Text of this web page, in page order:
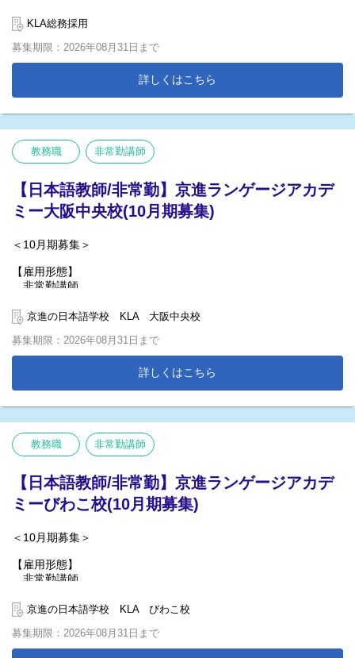
【具体的な業務内容】
・クラス授業
・クラス運営（週間予定表の作成、学生指導など）
・レベル別担当業務（各学期の授業予定の作成、学生管理など）
8：45～17：00
KLA総務採用
募集期限：2026年08月31日まで
詳しくはこちら
教務職 非常勤講師
【日本語教師/非常勤】京進ランゲージアカデ
ミー大阪中央校(10月期募集)
＜10月期募集＞
【雇用形態】
非常勤講師
【具体的な業務内容】
語学学習指導及び引継ぎ・採点等それに付帯する業務
【授業時間】
午前クラス9:15-12:30/ 午後クラス13:15-16:30
京進の日本語学校 KLA 大阪中央校
募集期限：2026年08月31日まで
詳しくはこちら
教務職 非常勤講師
【日本語教師/非常勤】京進ランゲージアカデ
ミーびわこ校(10月期募集)
＜10月期募集＞
【雇用形態】
非常勤講師
【具体的な業務内容】
語学学習指導及び引継ぎ・採点等それに付帯する業務
【授業時間】
京進の日本語学校 KLA びわこ校
募集期限：2026年08月31日まで